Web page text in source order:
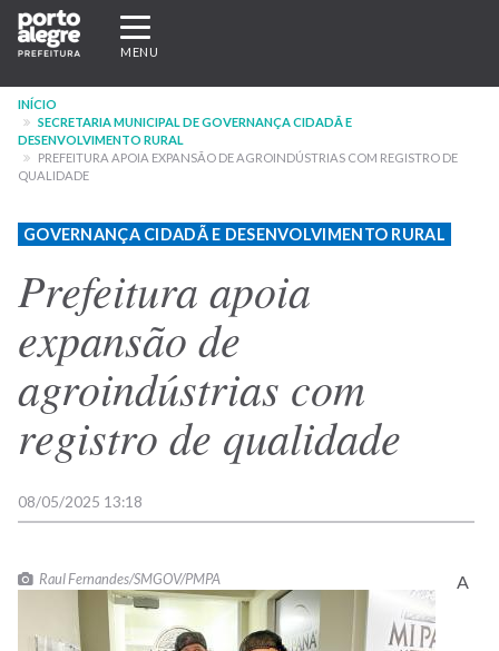
Pular
para
conteúdo
principal
Expandir/recolher
navegação
MENU
INÍCIO
SECRETARIA MUNICIPAL DE GOVERNANÇA CIDADÃ E
DESENVOLVIMENTO RURAL
PREFEITURA APOIA EXPANSÃO DE AGROINDÚSTRIAS COM REGISTRO DE
QUALIDADE
GOVERNANÇA CIDADÃ E DESENVOLVIMENTO RURAL
Prefeitura apoia
expansão de
agroindústrias com
registro de qualidade
08/05/2025 13:18
Raul Fernandes/SMGOV/PMPA A